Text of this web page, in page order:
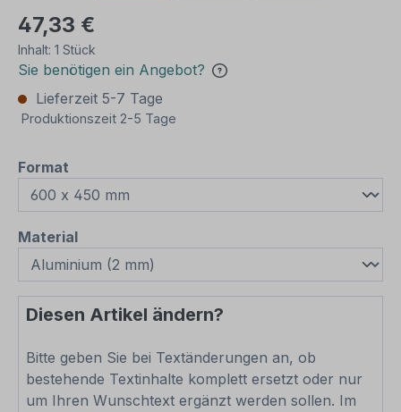
47,33 €
Inhalt: 1 Stück
Sie benötigen ein Angebot?
Lieferzeit 5-7 Tage
Produktionszeit 2-5 Tage
Format
Materialauswählen
Diesen Artikel ändern?
Bitte geben Sie bei Textänderungen an, ob
bestehende Textinhalte komplett ersetzt oder nur
um Ihren Wunschtext ergänzt werden sollen. Im